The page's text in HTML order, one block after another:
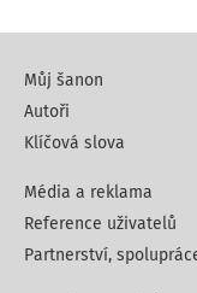
Můj šanon
Autoři
Klíčová slova
Média a reklama
Reference uživatelů
Partnerství,